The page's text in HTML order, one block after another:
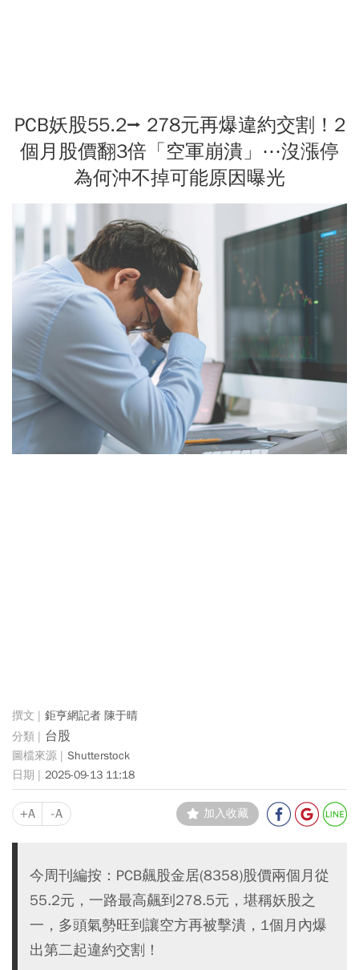
PCB妖股55.2⭢ 278元再爆違約交割！2
個月股價翻3倍「空軍崩潰」⋯沒漲停
為何沖不掉可能原因曝光
鉅亨網記者 陳于晴
台股
Shutterstock
2025-09-13 11:18
+A -A 加入收藏
今周刊編按：PCB飆股金居(8358)股價兩個月從
55.2元，一路最高飆到278.5元，堪稱妖股之
一，多頭氣勢旺到讓空方再被擊潰，1個月內爆
出第二起違約交割！